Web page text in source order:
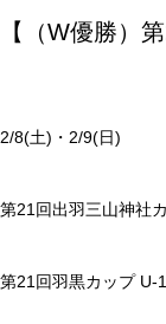
【（W優勝）
2/8(土)・2/9(日)
第21回出羽三山神社
第21回羽黒カップ U-